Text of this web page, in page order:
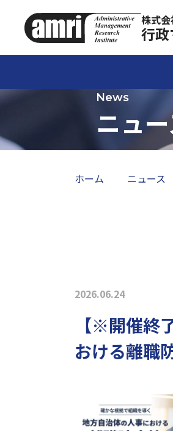
株式会
行
ニュ
ホーム ニュース
2026.06.24
【※開催終
おける離職